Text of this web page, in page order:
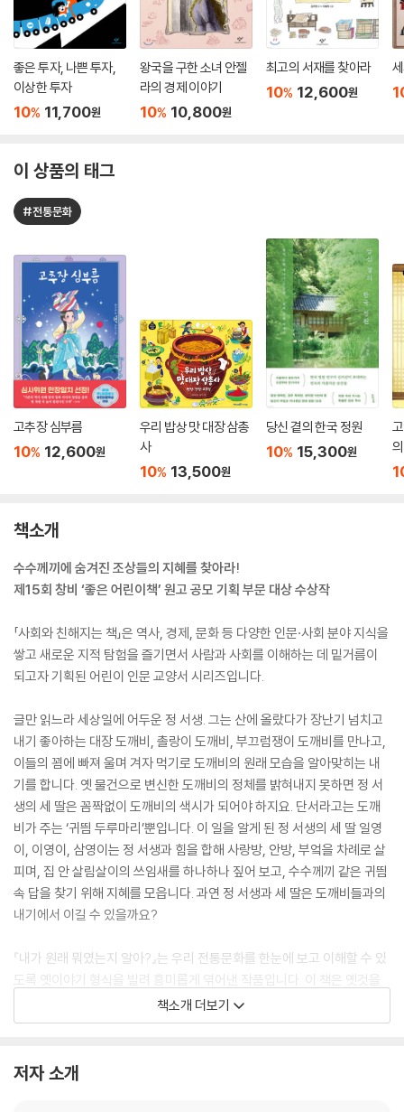
좋은 투자, 나쁜 투자,
이상한 투자
10% 11,700원
왕국을 구한 소녀 안젤
라의 경제 이야기
10% 10,800원
최고의 서재를 찾아라
10% 12,600원
이 상품의 태그
#전통문화
고추장 심부름
10% 12,600원
우리 밥상 맛 대장 삼총
사
10% 13,500원
당신 곁의 한국 정원
10% 15,300원
책소개
수수께끼에 숨겨진 조상들의 지혜를 찾아라!
제15회 창비 ‘좋은 어린이책’ 원고 공모 기획 부문 대상 수상작
「사회와 친해지는 책」은 역사, 경제, 문화 등 다양한 인문·사회 분야 지식을
쌓고 새로운 지적 탐험을 즐기면서 사람과 사회를 이해하는 데 밑거름이
되고자 기획된 어린이 인문 교양서 시리즈입니다.
글만 읽느라 세상일에 어두운 정 서생. 그는 산에 올랐다가 장난기 넘치고
내기 좋아하는 대장 도깨비, 촐랑이 도깨비, 부끄럼쟁이 도깨비를 만나고,
이들의 꾐에 빠져 울며 겨자 먹기로 도깨비의 원래 모습을 알아맞히는 내
기를 합니다. 옛 물건으로 변신한 도깨비의 정체를 밝혀내지 못하면 정 서
생의 세 딸은 꼼짝없이 도깨비의 색시가 되어야 하지요. 단서라고는 도깨
비가 주는 ‘귀띔 두루마리’뿐입니다. 이 일을 알게 된 정 서생의 세 딸 일영
이, 이영이, 삼영이는 정 서생과 힘을 합해 사랑방, 안방, 부엌을 차례로 살
피며, 집 안 살림살이의 쓰임새를 하나하나 짚어 보고, 수수께끼 같은 귀띔
속 답을 찾기 위해 지혜를 모읍니다. 과연 정 서생과 세 딸은 도깨비들과의
내기에서 이길 수 있을까요?
『내가 원래 뭐였는지 알아?』는 우리 전통문화를 한눈에 보고 이해할 수 있
도록 옛이야기 형식을 빌려 흥미롭게 엮어낸 작품입니다. 이 책은 옛것을
통해 오늘날 우리 문화의 정체성을 깨닫게 하는, 온고지신(溫故知新)의
정신이 오롯이 담긴 어린이 논픽션책입니다. 어린이들에게 낯선 옛 물건들
의 달라진 생활 모습과 지금도 이어져 내려오는 것들을 두루 짚어 과거와
책소개 더보기
저자 소개